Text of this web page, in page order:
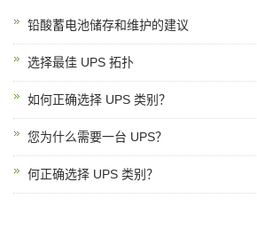
铅酸蓄电池储存和维护的建议
选择最佳 UPS 拓扑
如何正确选择 UPS 类别？
您为什么需要一台 UPS？
何正确选择 UPS 类别？